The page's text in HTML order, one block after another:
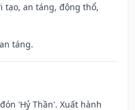
tạo, an táng, động thổ,
táng.
'Hỷ Thần'. Xuất hành